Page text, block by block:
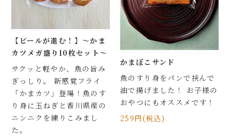
【ビールが進む！】～かま
カツメガ盛り10枚セット～
サクッと軽やか、魚の旨み
ぎっしり。 新感覚フライ
「かまカツ」登場！魚のす
り身に玉ねぎと香川県産の
ニンニクを練りこみまし
た。
かまぼこサンド
魚のすり身をパンで挟んで
油で揚げました！ お子様の
おやつにもオススメです！
259円(税込)